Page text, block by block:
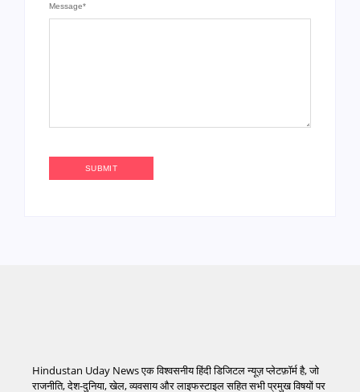
Message*
Hindustan Uday News एक विश्वसनीय हिंदी डिजिटल न्यूज़ प्लेटफ़ॉर्म है, जो
राजनीति, देश-दुनिया, खेल, व्यवसाय और लाइफस्टाइल सहित सभी प्रमुख विषयों पर